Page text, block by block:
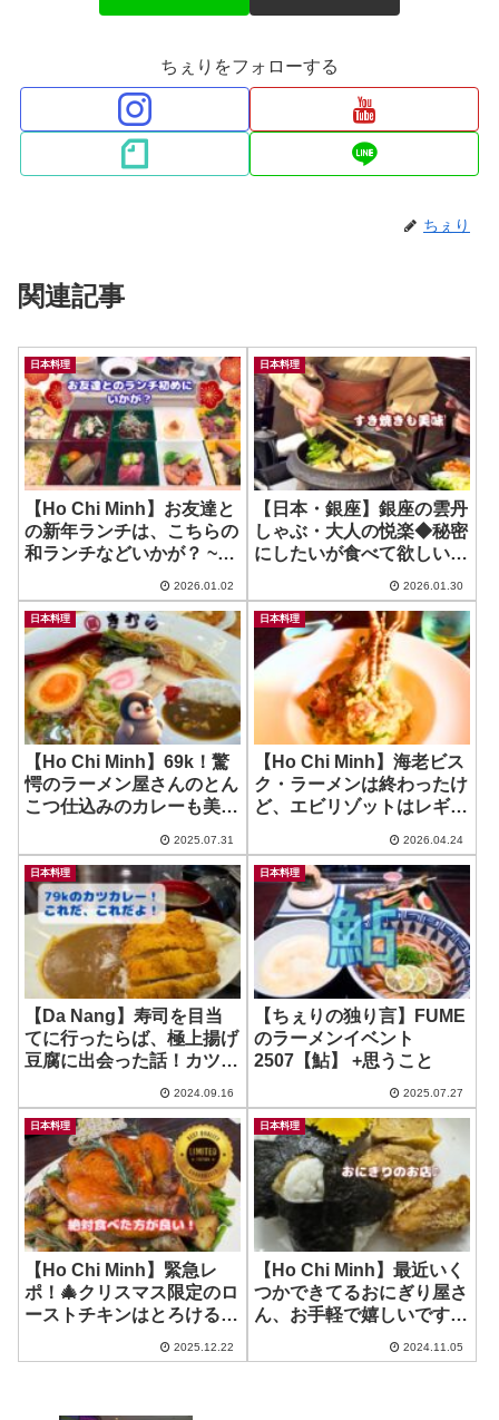
ちぇりをフォローする
ちぇり
関連記事
日本料理
【Ho Chi Minh】お友達と
の新年ランチは、こちらの
和ランチなどいかが？ ~
2026.01.02
日本料理
【日本・銀座】銀座の雲丹
しゃぶ・大人の悦楽◆秘密
にしたいが食べて欲しい気
しゃぶ・すき焼き 吉野
2026.01.30
日本料理
【Ho Chi Minh】69k！驚
愕のラーメン屋さんのとん
こつ仕込みのカレーも美味
Ramen Kimura
2025.07.31
日本料理
【Ho Chi Minh】海老ビス
ク・ラーメンは終わったけ
ど、エビリゾットはレギュ
CORDA
2026.04.24
日本料理
【Da Nang】寿司を目当
てに行ったらば、極上揚げ
豆腐に出会った話！カツカ
て？！ ~ Ken Sushi
2024.09.16
日本料理
【ちぇりの独り言】FUME
のラーメンイベント
2507【鮎】 +思うこと
2025.07.27
日本料理
【Ho Chi Minh】緊急レ
ポ！🎄クリスマス限定のロ
ーストチキンはとろける食
Mikasa
2025.12.22
日本料理
【Ho Chi Minh】最近いく
つかできてるおにぎり屋さ
ん、お手軽で嬉しいですね
MUSUBITEI
2024.11.05